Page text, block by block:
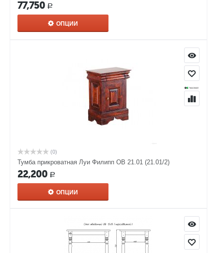
77,750 Р
ОПЦИИ
(0)
Тумба прикроватная Луи Филипп ОВ 21.01 (21.01/2)
22,200 Р
ОПЦИИ